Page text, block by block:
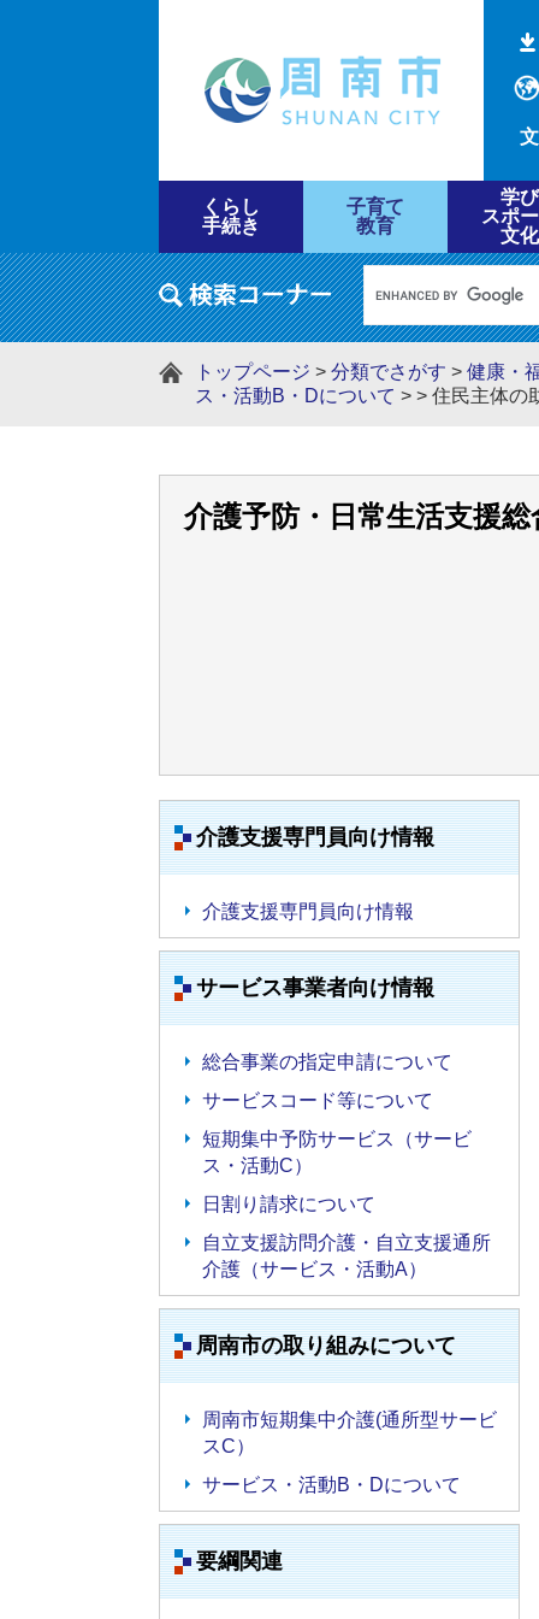
くらし
手続き
子育て
教育
学び
スポ
文化
トップページ > 分類でさがす > 健康・
ス・活動B・Dについて > > 住民主体の
介護予防・日常生活支援総
介護支援専門員向け情報
介護支援専門員向け情報
サービス事業者向け情報
総合事業の指定申請について
サービスコード等について
短期集中予防サービス（サービ
ス・活動C）
日割り請求について
自立支援訪問介護・自立支援通所
介護（サービス・活動A）
周南市の取り組みについて
周南市短期集中介護(通所型サービ
スC）
サービス・活動B・Dについて
要綱関連